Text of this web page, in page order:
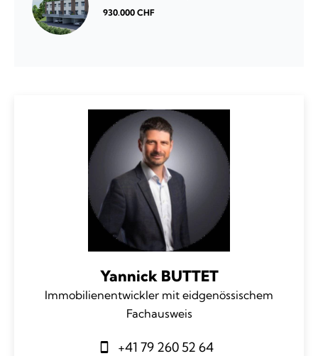
930.000 CHF
Yannick BUTTET
Immobilienentwickler mit eidgenössischem
Fachausweis
+41 79 260 52 64